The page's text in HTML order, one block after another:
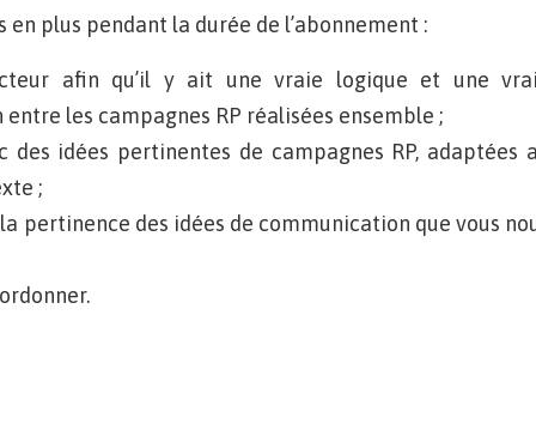
en plus pendant la durée de l’abonnement :
afin qu’il y ait une vraie logique et une
les campagnes RP réalisées ensemble ;
des idées pertinentes de campagnes RP, adaptées
;
pertinence des idées de communication que vous